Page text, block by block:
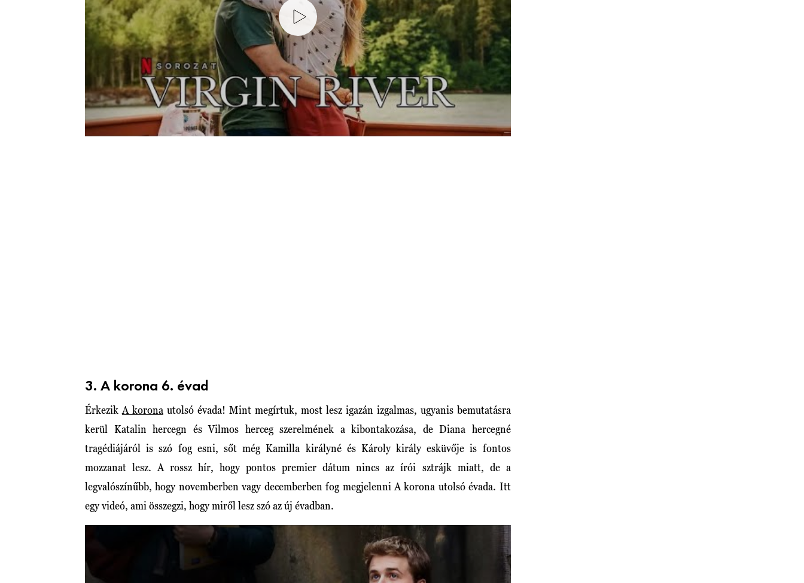
3. A korona 6. évad
Érkezik A korona utolsó évada! Mint megírtuk, most lesz igazán izgalmas, ugyanis bemutatásra
kerül Katalin hercegn és Vilmos herceg szerelmének a kibontakozása, de Diana hercegné
tragédiájáról is szó fog esni, sőt még Kamilla királyné és Károly király esküvője is fontos
mozzanat lesz. A rossz hír, hogy pontos premier dátum nincs az írói sztrájk miatt, de a
legvalószínűbb, hogy novemberben vagy decemberben fog megjelenni A korona utolsó évada. Itt
egy videó, ami összegzi, hogy miről lesz szó az új évadban.